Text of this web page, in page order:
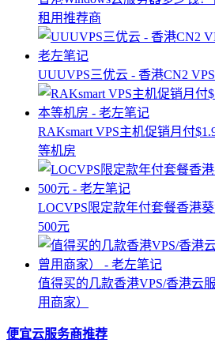
租用推荐商
UUUVPS三优云 - 香港CN2
RAKsmart VPS主机促销月付
等机房
LOCVPS限定款年付套餐香港
500元
值得买的几款香港VPS/香港云
用商家）
便宜云服务商推荐